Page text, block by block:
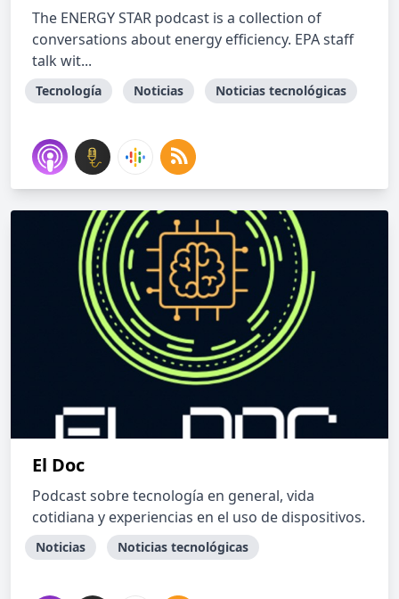
The ENERGY STAR podcast is a collection of
conversations about energy efficiency. EPA staff
talk wit...
Tecnología Noticias Noticias tecnológicas
El Doc
Podcast sobre tecnología en general, vida
cotidiana y experiencias en el uso de dispositivos.
Noticias Noticias tecnológicas